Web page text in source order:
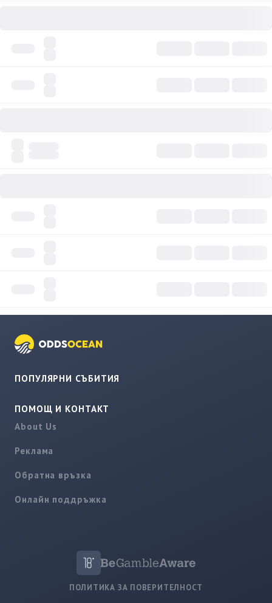
ПОПУЛЯРНИ СЪБИТИЯ
ПОМОЩ И КОНТАКТ
About Us
Реклама
Обратна връзка
Онлайн поддръжка
ПОЛИТИКА ЗА ПОВЕРИТЕЛНОСТ